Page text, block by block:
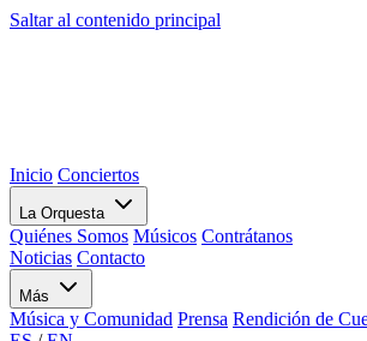
Saltar al contenido principal
Inicio Conciertos
La Orquesta
Quiénes Somos Músicos Contrátanos
Noticias Contacto
Más
Música y Comunidad Prensa Rendición de